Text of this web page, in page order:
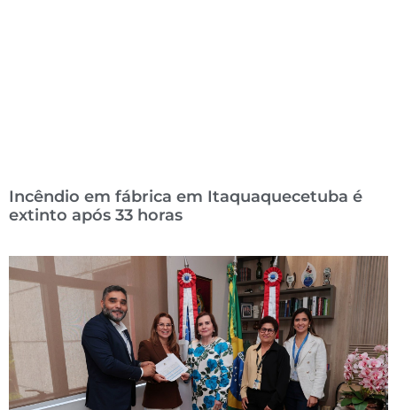
Incêndio em fábrica em Itaquaquecetuba é
extinto após 33 horas